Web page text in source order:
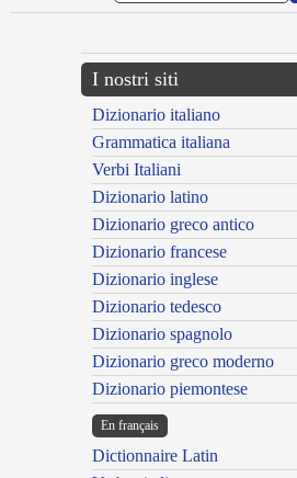
I nostri siti
Dizionario italiano
Grammatica italiana
Verbi Italiani
Dizionario latino
Dizionario greco antico
Dizionario francese
Dizionario inglese
Dizionario tedesco
Dizionario spagnolo
Dizionario greco moderno
Dizionario piemontese
En français
Dictionnaire Latin